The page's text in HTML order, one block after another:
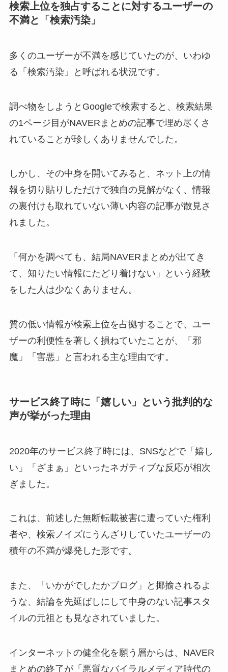
検索上位を独占することに対するユーザーの
不満と「検索汚染」
多くのユーザーが不満を感じていたのが、いわゆ
る「検索汚染」と呼ばれる状況です。
調べ物をしようとGoogleで検索すると、検索結果
の1ページ目がNAVERまとめの記事で埋め尽くさ
れていることが珍しくありませんでした。
しかし、その中身を開いてみると、ネット上の情
報を切り貼りしただけで独自の見解がなく、情報
の裏付けも取れていない薄い内容の記事が散見さ
れました。
「何かを調べても、結局NAVERまとめが出てき
て、知りたい情報にたどり着けない」という経験
をした人は少なくありません。
質の低い情報が検索上位を占拠することで、ユー
ザーの利便性を著しく損ねていたことが、「邪
魔」「害悪」と言われる主な理由です。
サービス終了時に「嬉しい」という批判的な
声が挙がった理由
2020年のサービス終了時には、SNSなどで「嬉し
い」「ざまぁ」といったネガティブな反応が相次
ぎました。
これは、前述した無断転載被害に遭っていた権利
者や、検索ノイズにうんざりしていたユーザーの
積年の不満が爆発した形です。
また、「いかがでしたかブログ」と揶揄されるよ
うな、結論を先延ばしにして中身のない記事スタ
イルの元祖とも見なされていました。
インターネットの健全化を願う層からは、NAVER
まとめの終了が「悪質なバイラルメディア時代の